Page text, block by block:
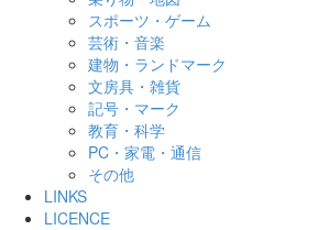
スポーツ・ゲーム
芸術・音楽
建物・ランドマーク
文房具・雑貨
記号・マーク
教育・科学
PC・家電・通信
その他
LINKS
LICENCE